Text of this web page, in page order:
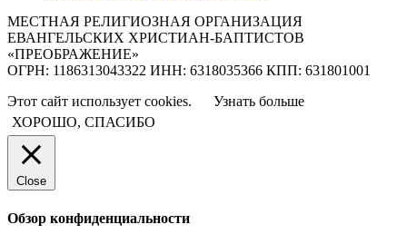
МЕСТНАЯ РЕЛИГИОЗНАЯ ОРГАНИЗАЦИЯ
ЕВАНГЕЛЬСКИХ ХРИСТИАН-БАПТИСТОВ
«ПРЕОБРАЖЕНИЕ»
ОГРН: 1186313043322 ИНН: 6318035366 КПП: 631801001
Этот сайт использует cookies.
Узнать больше
ХОРОШО, СПАСИБО
Close
Обзор конфиденциальности